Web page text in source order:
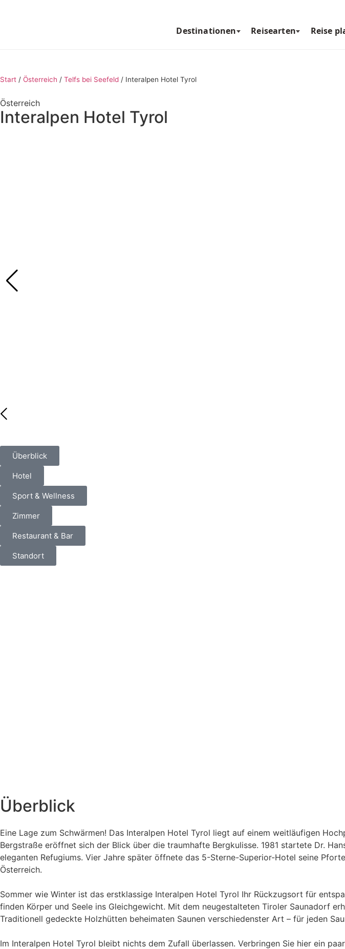
Destinationen Reisearten Reise
Start / Österreich / Telfs bei Seefeld / Interalpen Hotel Tyrol
Österreich
Interalpen Hotel Tyrol
Überblick
Hotel
Sport & Wellness
Zimmer
Restaurant & Bar
Standort
Überblick
Eine Lage zum Schwärmen! Das Interalpen Hotel Tyrol liegt auf einem weitläufigen
Bergstraße eröffnet sich der Blick über die traumhafte Bergkulisse. 1981 startete Dr.
eleganten Refugiums. Vier Jahre später öffnete das 5-Sterne-Superior-Hotel seine
Österreich.
Sommer wie Winter ist das erstklassige Interalpen Hotel Tyrol Ihr Rückzugsort für
finden Körper und Seele ins Gleichgewicht. Mit dem neugestalteten Tiroler Saunadorf
Traditionell gedeckte Holzhütten beheimaten Saunen verschiedenster Art – für jeden
Im Interalpen Hotel Tyrol bleibt nichts dem Zufall überlassen. Verbringen Sie hier ein